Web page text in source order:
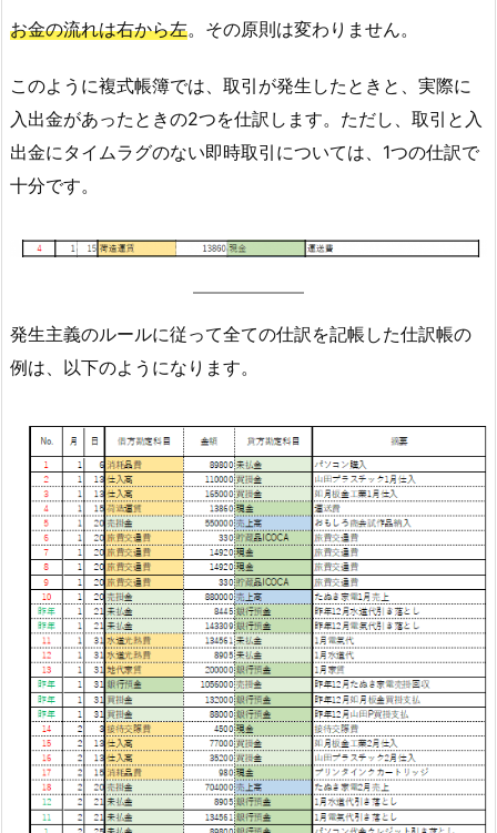
お金の流れは右から左。その原則は変わりません。
このように複式帳簿では、取引が発生したときと、実際に
入出金があったときの2つを仕訳します。ただし、取引と入
出金にタイムラグのない即時取引については、1つの仕訳で
十分です。
発生主義のルールに従って全ての仕訳を記帳した仕訳帳の
例は、以下のようになります。